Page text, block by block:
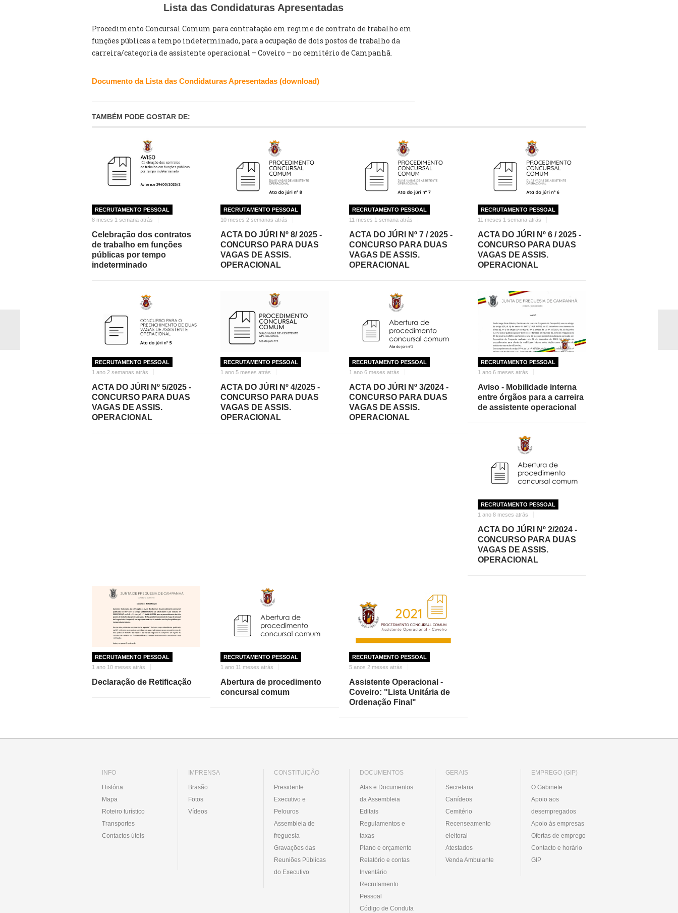
Lista das Condidaturas Apresentadas
Procedimento Concursal Comum para contratação em regime de contrato de trabalho em
funções públicas a tempo indeterminado, para a ocupação de dois postos de trabalho da
carreira/categoria de assistente operacional – Coveiro – no cemitério de Campanhã.
Documento da Lista das Condidaturas Apresentadas (download)
TAMBÉM PODE GOSTAR DE:
RECRUTAMENTO PESSOAL
8 meses 1 semana atrás
Celebração dos contratos
de trabalho em funções
públicas por tempo
indeterminado
RECRUTAMENTO PESSOAL
10 meses 2 semanas atrás
ACTA DO JÚRI Nº 8/ 2025 -
CONCURSO PARA DUAS
VAGAS DE ASSIS.
OPERACIONAL
RECRUTAMENTO PESSOAL
11 meses 1 semana atrás
ACTA DO JÚRI Nº 7 / 2025 -
CONCURSO PARA DUAS
VAGAS DE ASSIS.
OPERACIONAL
RECRUTAMENTO PESSOAL
11 meses 1 semana atrás
ACTA DO JÚRI Nº 6 / 2025 -
CONCURSO PARA DUAS
VAGAS DE ASSIS.
OPERACIONAL
RECRUTAMENTO PESSOAL
1 ano 2 semanas atrás
ACTA DO JÚRI Nº 5/2025 -
CONCURSO PARA DUAS
VAGAS DE ASSIS.
OPERACIONAL
RECRUTAMENTO PESSOAL
1 ano 5 meses atrás
ACTA DO JÚRI Nº 4/2025 -
CONCURSO PARA DUAS
VAGAS DE ASSIS.
OPERACIONAL
RECRUTAMENTO PESSOAL
1 ano 6 meses atrás
ACTA DO JÚRI Nº 3/2024 -
CONCURSO PARA DUAS
VAGAS DE ASSIS.
OPERACIONAL
RECRUTAMENTO PESSOAL
1 ano 6 meses atrás
Aviso - Mobilidade interna
entre órgãos para a carreira
de assistente operacional
RECRUTAMENTO PESSOAL
1 ano 8 meses atrás
ACTA DO JÚRI Nº 2/2024 -
CONCURSO PARA DUAS
VAGAS DE ASSIS.
OPERACIONAL
RECRUTAMENTO PESSOAL
1 ano 10 meses atrás
Declaração de Retificação
RECRUTAMENTO PESSOAL
1 ano 11 meses atrás
Abertura de procedimento
concursal comum
RECRUTAMENTO PESSOAL
5 anos 2 meses atrás
Assistente Operacional -
Coveiro: "Lista Unitária de
Ordenação Final"
INFO
História
Mapa
Roteiro turístico
Transportes
Contactos úteis
IMPRENSA
Brasão
Fotos
Vídeos
CONSTITUIÇÃO
Presidente
Executivo e
Pelouros
Assembleia de
freguesia
Gravações das
Reuniões Públicas
do Executivo
DOCUMENTOS
Atas e Documentos
da Assembleia
Editais
Regulamentos e
taxas
Plano e orçamento
Relatório e contas
Inventário
Recrutamento
Pessoal
Código de Conduta
GERAIS
Secretaria
Canídeos
Cemitério
Recenseamento
eleitoral
Atestados
Venda Ambulante
EMPREGO (GIP)
O Gabinete
Apoio aos
desempregados
Apoio às empresas
Ofertas de emprego
Contacto e horário
GIP